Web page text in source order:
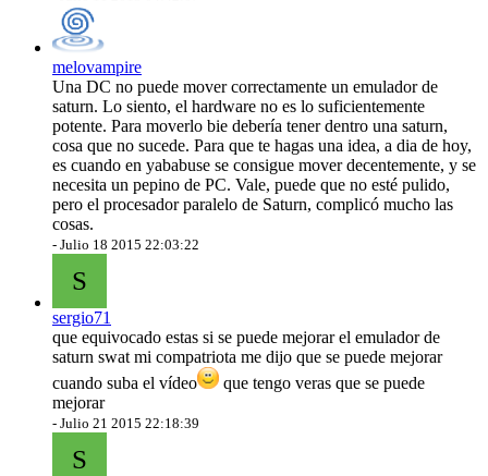
melovampire
Una DC no puede mover correctamente un emulador de
saturn. Lo siento, el hardware no es lo suficientemente
potente. Para moverlo bie debería tener dentro una saturn,
cosa que no sucede. Para que te hagas una idea, a dia de hoy,
es cuando en yababuse se consigue mover decentemente, y se
necesita un pepino de PC. Vale, puede que no esté pulido,
pero el procesador paralelo de Saturn, complicó mucho las
cosas.
- Julio 18 2015 22:03:22
S
sergio71
que equivocado estas si se puede mejorar el emulador de
saturn swat mi compatriota me dijo que se puede mejorar
cuando suba el vídeo
que tengo veras que se puede
mejorar
- Julio 21 2015 22:18:39
S